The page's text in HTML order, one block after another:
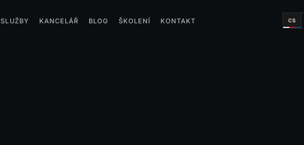
SLUŽBY KANCELÁŘ BLOG ŠKOLENÍ KONTAKT CS